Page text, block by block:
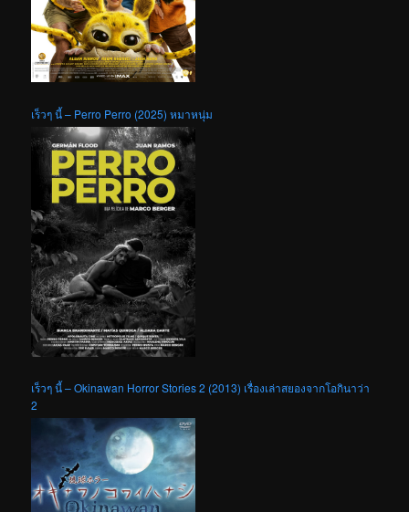
เร็วๆ นี้ – Perro Perro (2025) หมาหนุ่ม
เร็วๆ นี้ – Okinawan Horror Stories 2 (2013) เรื่องเล่าสยองจากโอกินาว่า
2